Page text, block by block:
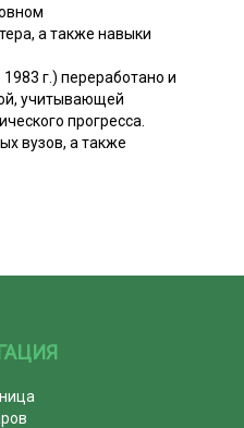
а также навыки
г.) переработано и
учитывающей
прогресса.
вузов, а также